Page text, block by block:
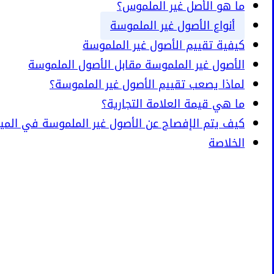
ما هو الأصل غير الملموس؟
أنواع الأصول غير الملموسة
كيفية تقييم الأصول غير الملموسة
الأصول غير الملموسة مقابل الأصول الملموسة
لماذا يصعب تقييم الأصول غير الملموسة؟
ما هي قيمة العلامة التجارية؟
كيف يتم الإفصاح عن الأصول غير الملموسة في
الخلاصة